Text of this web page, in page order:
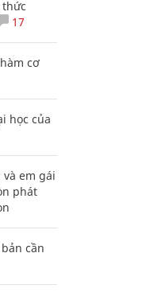
thức
17
cơ
học của
em gái
phát
cần